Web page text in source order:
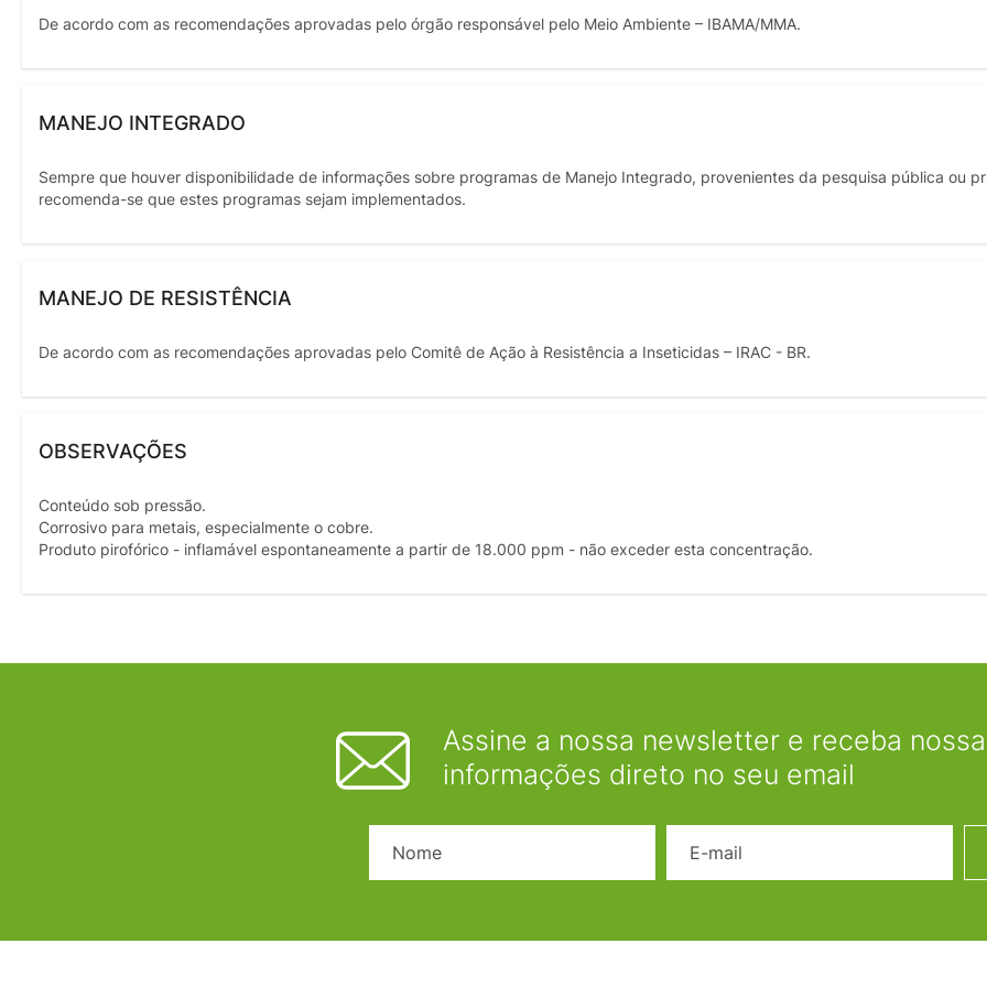
De acordo com as recomendações aprovadas pelo órgão responsável pelo Meio Ambiente – IBAMA/MMA.
MANEJO INTEGRADO
Sempre que houver disponibilidade de informações sobre programas de Manejo Integrado, provenientes da pesquisa pública ou
recomenda-se que estes programas sejam implementados.
MANEJO DE RESISTÊNCIA
De acordo com as recomendações aprovadas pelo Comitê de Ação à Resistência a Inseticidas – IRAC - BR.
OBSERVAÇÕES
Conteúdo sob pressão.
Corrosivo para metais, especialmente o cobre.
Produto pirofórico - inflamável espontaneamente a partir de 18.000 ppm - não exceder esta concentração.
Assine a nossa newsletter e receba
informações direto no seu email